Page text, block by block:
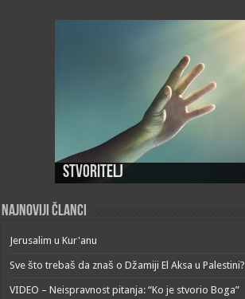
Stvoritelj
Najnoviji članci
Jerusalim u Kur'anu
Sve što trebaš da znaš o Džamiji El Aksa u Palestini?
VIDEO – Neispravnost pitanja: “Ko je stvorio Boga”